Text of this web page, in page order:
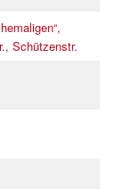
Schützenstr.